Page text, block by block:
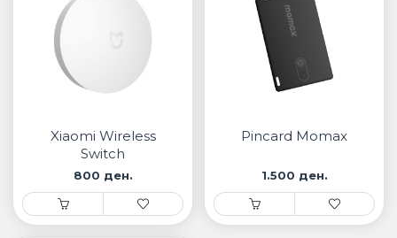
Xiaomi Wireless
Switch
800 ден.
Pincard Momax
1.500 ден.
ТАБЛЕТИ
• Samsung
ПАМЕТНИ ЧАСОВНИЦИ
• Apple watch
• Galaxy watch